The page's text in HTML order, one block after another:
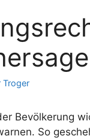
Troger
Bevölkerung
So